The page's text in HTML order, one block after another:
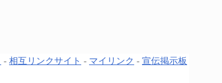
- 相互リンクサイト - マイリンク - 宣伝掲示板